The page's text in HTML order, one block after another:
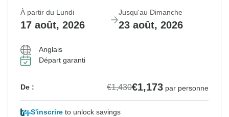
À partir du Lundi
17 août, 2026
Jusqu'au Dimanche
23 août, 2026
Anglais
Départ garanti
De : €1,430€1,173 par personne
S'inscrire to unlock savings